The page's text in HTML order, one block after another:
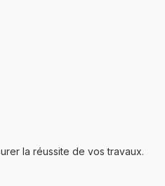
la réussite de vos travaux.